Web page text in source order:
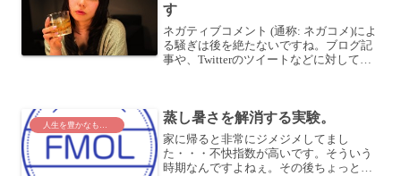
す
ネガティブコメント (通称: ネガコメ)によ
る騒ぎは後を絶たないですね。ブログ記
事や、Twitterのツイートなどに対して否
にまでな...
蒸し暑さを解消する実験。
家に帰ると非常にジメジメしてまし
た・・・不快指数が高いです。そういう
時期なんですよねぇ。その後ちょっと用